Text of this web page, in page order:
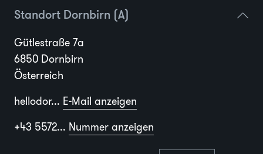
Standort Dornbirn (A)
Gütlestraße 7a
6850 Dornbirn
Österreich
hellodor... E-Mail anzeigen
+43 5572... Nummer anzeigen